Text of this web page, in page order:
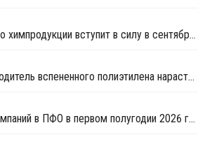
Новый регламент по химпродукции вступит в силу в сентябре 2027 года
Удмуртский производитель вспененного полиэтилена нарастит выпуск на 15%
Число закрытых компаний в ПФО в первом полугодии 2026 года вдвое превысило число новых